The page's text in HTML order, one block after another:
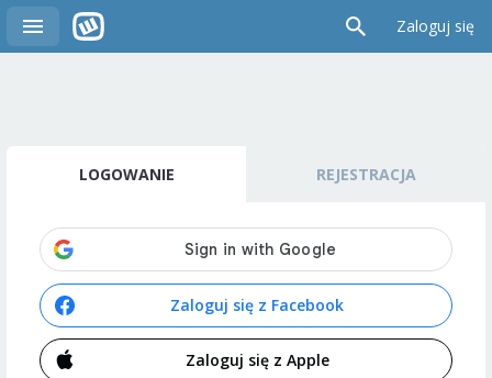
Zaloguj się
LOGOWANIE REJESTRACJA
Zaloguj się z Facebook
Zaloguj się z Apple